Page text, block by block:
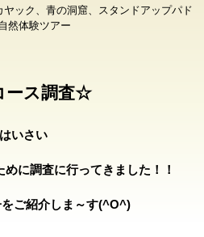
ック、青の洞窟、スタンドアップパド
然体験ツアー
ス調査☆
はいさい
に調査に行ってきました！！
ご紹介しま～す(^O^)